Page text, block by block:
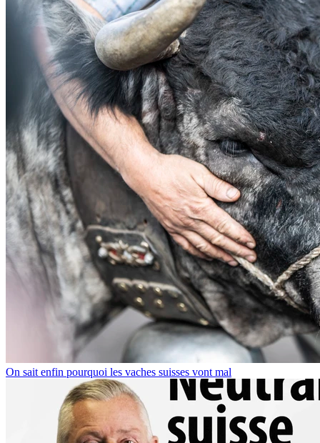
On sait enfin pourquoi les vaches suisses vont mal